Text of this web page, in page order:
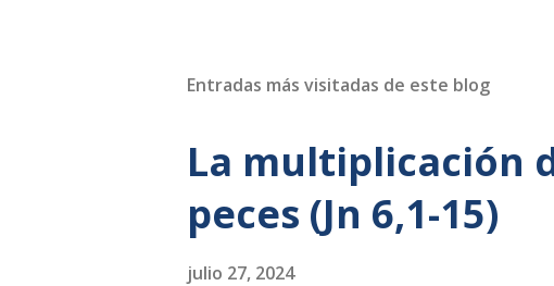
Entradas más visitadas de este blog
La multiplicación
peces (Jn 6,1-15)
julio 27, 2024